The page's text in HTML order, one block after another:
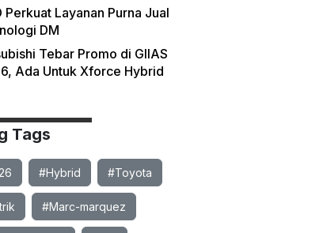
Perkuat Layanan Purna Jual
DM
Tebar Promo di GIIAS
Ada Untuk Xforce Hybrid
Tags
#Hybrid #Toyota
#Marc-marquez